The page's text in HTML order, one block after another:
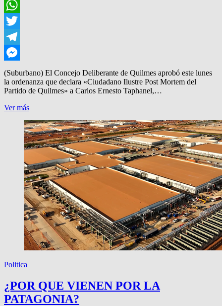
Facebook
WhatsApp
Twitter
Telegram
Messenger
(Suburbano) El Concejo Deliberante de Quilmes aprobó este lunes
la ordenanza que declara «Ciudadano Ilustre Post Mortem del
Partido de Quilmes» a Carlos Ernesto Taphanel,…
Ver másEL
TAPHANEL,
CIUDADANO
ILUSTRE
Politica
¿POR QUE VIENEN POR LA
PATAGONIA?